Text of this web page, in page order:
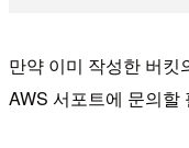
만약 이미 작성한 버킷
AWS 서포트에 문의할